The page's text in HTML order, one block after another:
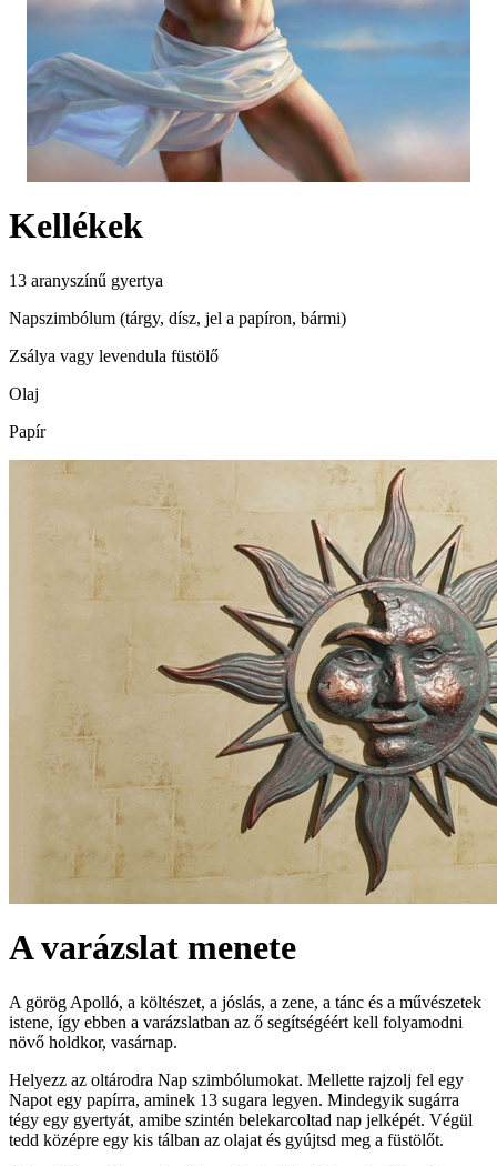
Kellékek
13 aranyszínű gyertya
Napszimbólum (tárgy, dísz, jel a papíron, bármi)
Zsálya vagy levendula füstölő
Olaj
Papír
A varázslat menete
A görög Apolló, a költészet, a jóslás, a zene, a tánc és a művészetek
istene, így ebben a varázslatban az ő segítségéért kell folyamodni
növő holdkor, vasárnap.
Helyezz az oltárodra Nap szimbólumokat. Mellette rajzolj fel egy
Napot egy papírra, aminek 13 sugara legyen. Mindegyik sugárra
tégy egy gyertyát, amibe szintén belekarcoltad nap jelképét. Végül
tedd középre egy kis tálban az olajat és gyújtsd meg a füstölőt.